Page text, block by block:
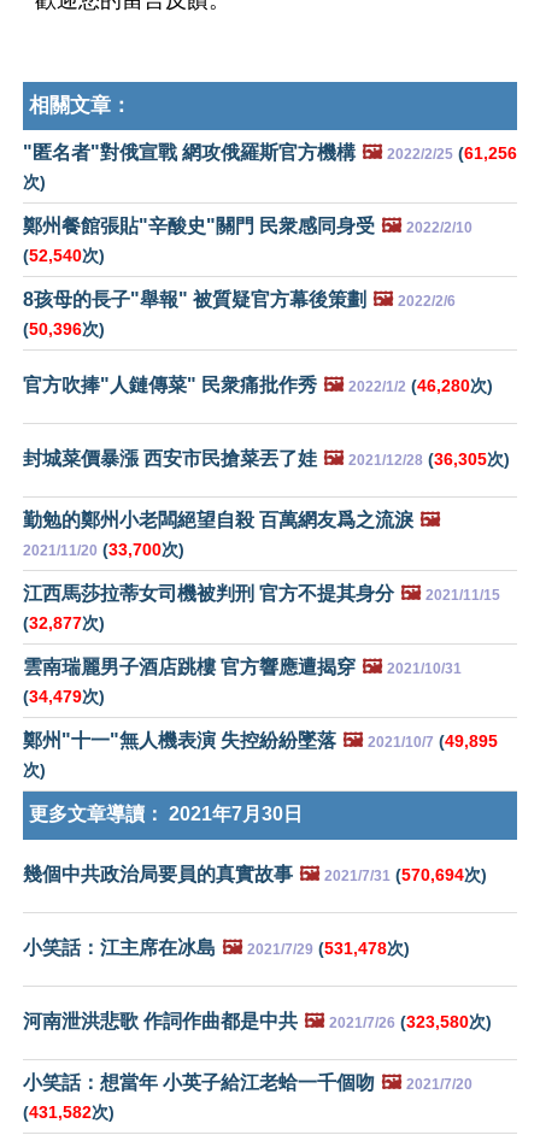
相關文章：
"匿名者"對俄宣戰 網攻俄羅斯官方機構 🖼️ 2022/2/25 (61,256
次)
鄭州餐館張貼"辛酸史"關門 民衆感同身受 🖼️ 2022/2/10
(52,540次)
8孩母的長子"舉報" 被質疑官方幕後策劃 🖼️ 2022/2/6
(50,396次)
官方吹捧"人鏈傳菜" 民衆痛批作秀 🖼️ 2022/1/2 (46,280次)
封城菜價暴漲 西安市民搶菜丟了娃 🖼️ 2021/12/28 (36,305次)
勤勉的鄭州小老闆絕望自殺 百萬網友爲之流淚 🖼️
2021/11/20 (33,700次)
江西馬莎拉蒂女司機被判刑 官方不提其身分 🖼️ 2021/11/15
(32,877次)
雲南瑞麗男子酒店跳樓 官方響應遭揭穿 🖼️ 2021/10/31
(34,479次)
鄭州"十一"無人機表演 失控紛紛墜落 🖼️ 2021/10/7 (49,895
次)
更多文章導讀： 2021年7月30日
幾個中共政治局要員的真實故事 🖼️ 2021/7/31 (570,694次)
小笑話：江主席在冰島 🖼️ 2021/7/29 (531,478次)
河南泄洪悲歌 作詞作曲都是中共 🖼️ 2021/7/26 (323,580次)
小笑話：想當年 小英子給江老蛤一千個吻 🖼️ 2021/7/20
(431,582次)